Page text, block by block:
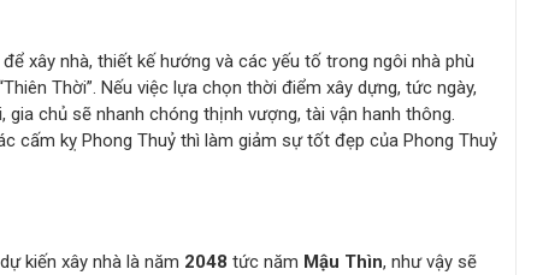
xây nhà, thiết kế hướng và các yếu tố trong ngôi nhà phù
Thời”. Nếu việc lựa chọn thời điểm xây dựng, tức ngày,
chủ sẽ nhanh chóng thịnh vượng, tài vận hanh thông.
cấm kỵ Phong Thuỷ thì làm giảm sự tốt đẹp của Phong Thuỷ
kiến xây nhà là năm 2048 tức năm Mậu Thìn, như vậy sẽ